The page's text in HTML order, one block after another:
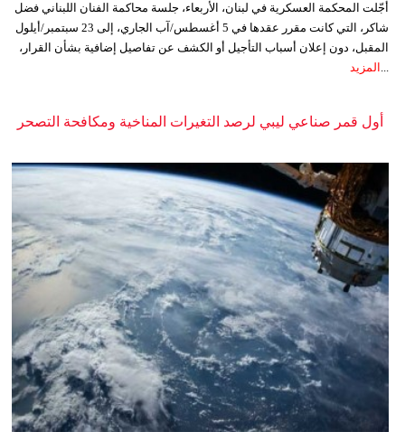
أجّلت المحكمة العسكرية في لبنان، الأربعاء، جلسة محاكمة الفنان اللبناني فضل
شاكر، التي كانت مقرر عقدها في 5 أغسطس/آب الجاري، إلى 23 سبتمبر/أيلول
المقبل، دون إعلان أسباب التأجيل أو الكشف عن تفاصيل إضافية بشأن القرار،
... المزيد
أول قمر صناعي ليبي لرصد التغيرات المناخية ومكافحة التصحر